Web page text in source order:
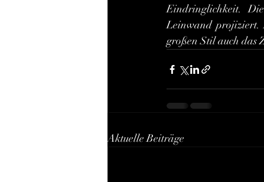
Eindringlichkeit.
Leinwand projiziert.
großen Stil auch das
Aktuelle Beiträge